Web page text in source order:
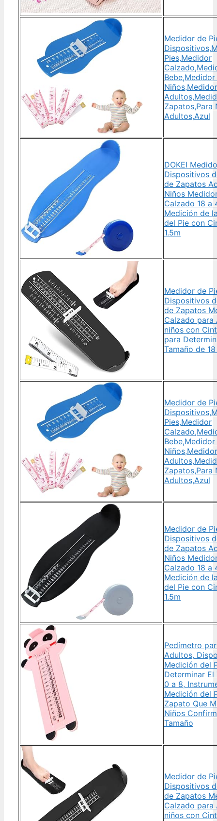
Medidor de
Pies,Medidor
Zapatos,Para
Adultos,Azul
DOKEI
Dispositivos
de Zapatos
Niños
Calzado 18 a
Medición de
del Pie con
1.5m
Medidor de
Dispositivos
de Zapatos
Calzado para
niños con
para
Tamaño de
Medidor de
Pies,Medidor
Zapatos,Para
Adultos,Azul
Medidor de
Dispositivos
de Zapatos
Niños
Calzado 18 a
Medición de
del Pie con
1.5m
Pedímetro
Adultos,
Medición del
Determinar El
0 a 8,
Medición del
Zapato Que
Niños
Tamaño
Medidor de
Dispositivos
de Zapatos
Calzado para
niños con